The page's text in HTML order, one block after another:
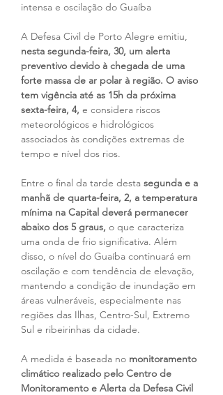
intensa e oscilação do Guaíba
A Defesa Civil de Porto Alegre emitiu,
nesta segunda-feira, 30, um alerta
preventivo devido à chegada de uma
forte massa de ar polar à região. O aviso
tem vigência até as 15h da próxima
sexta-feira, 4, e considera riscos
meteorológicos e hidrológicos
associados às condições extremas de
tempo e nível dos rios.
Entre o final da tarde desta segunda e a
manhã de quarta-feira, 2, a temperatura
mínima na Capital deverá permanecer
abaixo dos 5 graus, o que caracteriza
uma onda de frio significativa. Além
disso, o nível do Guaíba continuará em
oscilação e com tendência de elevação,
mantendo a condição de inundação em
áreas vulneráveis, especialmente nas
regiões das Ilhas, Centro-Sul, Extremo
Sul e ribeirinhas da cidade.
A medida é baseada no monitoramento
climático realizado pelo Centro de
Monitoramento e Alerta da Defesa Civil